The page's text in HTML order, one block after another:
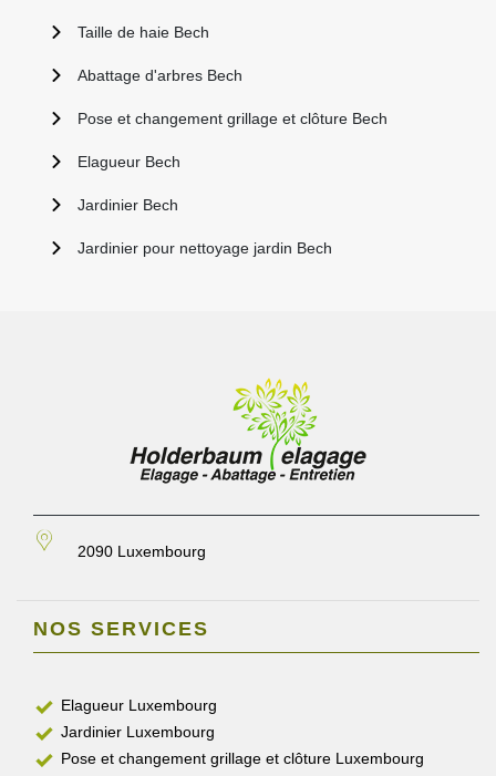
Taille de haie Bech
Abattage d'arbres Bech
Pose et changement grillage et clôture Bech
Elagueur Bech
Jardinier Bech
Jardinier pour nettoyage jardin Bech
2090 Luxembourg
NOS SERVICES
Elagueur Luxembourg
Jardinier Luxembourg
Pose et changement grillage et clôture Luxembourg